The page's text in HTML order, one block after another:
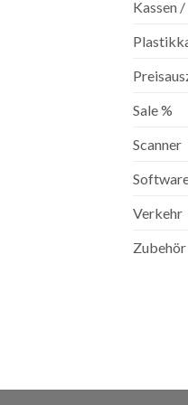
Kassen
Sale %
Scanner
Verkehr
Zubehör